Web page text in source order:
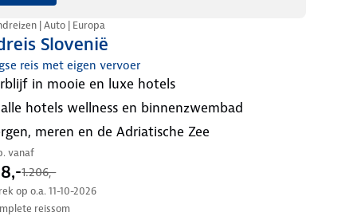
Slovenië
| Auto | Europa
reis met eigen vervoer
in mooie en luxe hotels
alle hotels wellness en binnenzwembad
meren en de Adriatische Zee
vanaf
1.206,-
op o.a. 11-10-2026
reissom